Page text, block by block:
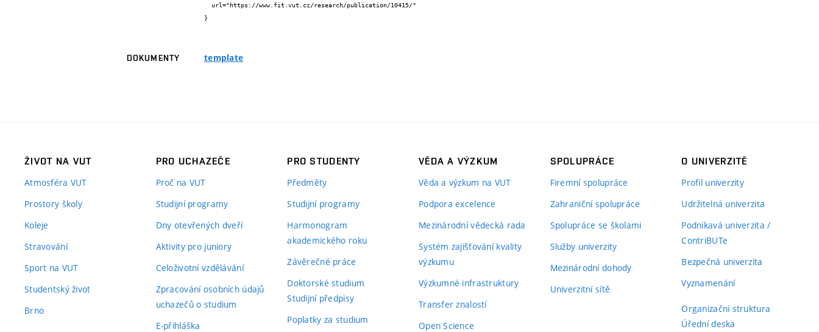
}
DOKUMENTY template
ŽIVOT NA VUT
Atmosféra VUT
Prostory školy
Koleje
Stravování
Sport na VUT
Studentský život
Brno
PRO UCHAZEČE
Proč na VUT
Studijní programy
Dny otevřených dveří
Aktivity pro juniory
Celoživotní vzdělávání
Zpracování osobních údajů
uchazečů o studium
E-přihláška
PRO STUDENTY
Předměty
Studijní programy
Harmonogram
akademického roku
Závěrečné práce
Doktorské studium
Studijní předpisy
Poplatky za studium
VĚDA A VÝZKUM
Věda a výzkum na VUT
Podpora excelence
Mezinárodní vědecká rada
Systém zajišťování kvality
výzkumu
Výzkumné infrastruktury
Transfer znalostí
Open Science
SPOLUPRÁCE
Firemní spolupráce
Zahraniční spolupráce
Spolupráce se školami
Služby univerzity
Mezinárodní dohody
Univerzitní sítě
O UNIVERZITĚ
Profil univerzity
Udržitelná univerzita
Podnikavá univerzita /
ContriBUTe
Bezpečná univerzita
Vyznamenání
Organizační struktura
Úřední deska